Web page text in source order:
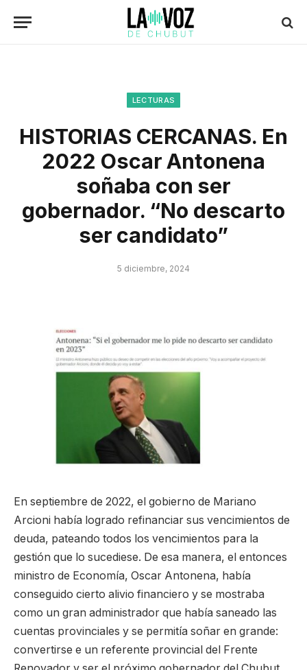
LECTURAS
HISTORIAS CERCANAS. En
2022 Oscar Antonena
soñaba con ser
gobernador. “No descarto
ser candidato”
5 diciembre, 2024
En septiembre de 2022, el gobierno de Mariano
Arcioni había logrado refinanciar sus vencimientos de
deuda, pateando todos los vencimientos para la
gestión que lo sucediese. De esa manera, el entonces
ministro de Economía, Oscar Antonena, había
conseguido cierto alivio financiero y se mostraba
como un gran administrador que había saneado las
cuentas provinciales y se permitía soñar en grande:
convertirse e un referente provincial del Frente